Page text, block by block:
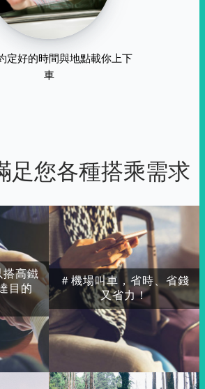
定好的時間與地點載你上下
車
足您各種搭乘需求
搭高鐵
目的
＃機場叫車，省時、省錢
又省力！